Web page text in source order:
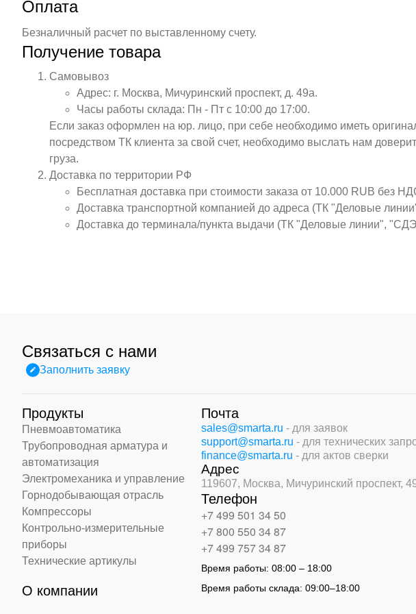
Оплата
Безналичный расчет по выставленному счету.
Получение товара
Самовывоз
Адрес: г. Москва, Мичуринский проспект, д. 49а.
Часы работы склада: Пн - Пт с 10:00 до 17:00.
Если заказ оформлен на юр. лицо, при себе необходимо иметь
посредством ТК клиента за свой счет, необходимо выслать нам
груза.
Доставка по территории РФ
Бесплатная доставка при стоимости заказа от 10.000 RUB без
Доставка транспортной компанией до адреса (ТК "Деловые
Доставка до терминала/пункта выдачи (ТК "Деловые линии",
Связаться с нами
Заполнить заявку
Продукты
Пневмоавтоматика
Трубопроводная арматура и
автоматизация
Электромеханика и управление
Горнодобывающая отрасль
Компрессоры
Контрольно-измерительные
приборы
Технические артикулы
О компании
Почта
sales@smarta.ru - для заявок
support@smarta.ru - для технических
finance@smarta.ru - для актов сверки
Адрес
119607, Москва, Мичуринский проспект,
Телефон
+7 499 501 34 50
+7 800 550 34 87
+7 499 757 34 87
Время работы:08:00 – 18:00
Время работы склада:09:00–18:00